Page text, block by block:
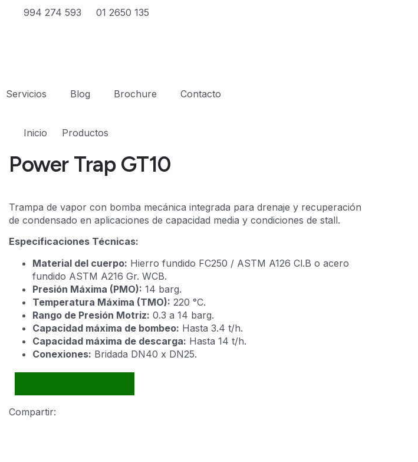
994 274 593 01 2650 135
Servicios Blog Brochure Contacto
Inicio Productos
Power Trap GT10
Trampa de vapor con bomba mecánica integrada para drenaje y recuperación
de condensado en aplicaciones de capacidad media y condiciones de stall.
Especificaciones Técnicas:
Material del cuerpo: Hierro fundido FC250 / ASTM A126 Cl.B o acero
fundido ASTM A216 Gr. WCB.
Presión Máxima (PMO): 14 barg.
Temperatura Máxima (TMO): 220 °C.
Rango de Presión Motriz: 0.3 a 14 barg.
Capacidad máxima de bombeo: Hasta 3.4 t/h.
Capacidad máxima de descarga: Hasta 14 t/h.
Conexiones: Bridada DN40 x DN25.
Compartir: